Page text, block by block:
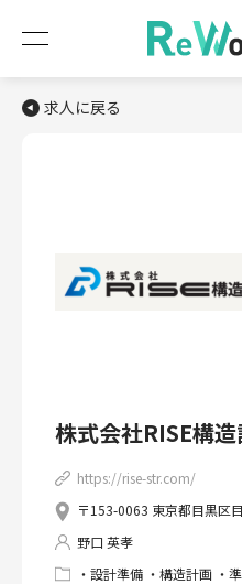
求人に戻る
株式会社RISE構
https://rise-str.com/
〒153-0063 東京都目黒区
野口 英孝
・設計準備 ・構造計画 ・